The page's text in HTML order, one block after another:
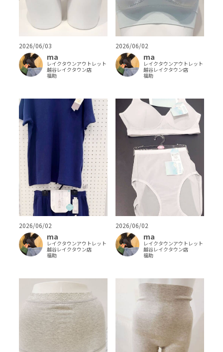
2026/06/03
ma
レイクタウンアウトレット
越谷レイクタウン店
福助
2026/06/02
ma
レイクタウンアウトレット
越谷レイクタウン店
福助
2026/06/02
ma
レイクタウンアウトレット
越谷レイクタウン店
福助
2026/06/02
ma
レイクタウンアウトレット
越谷レイクタウン店
福助